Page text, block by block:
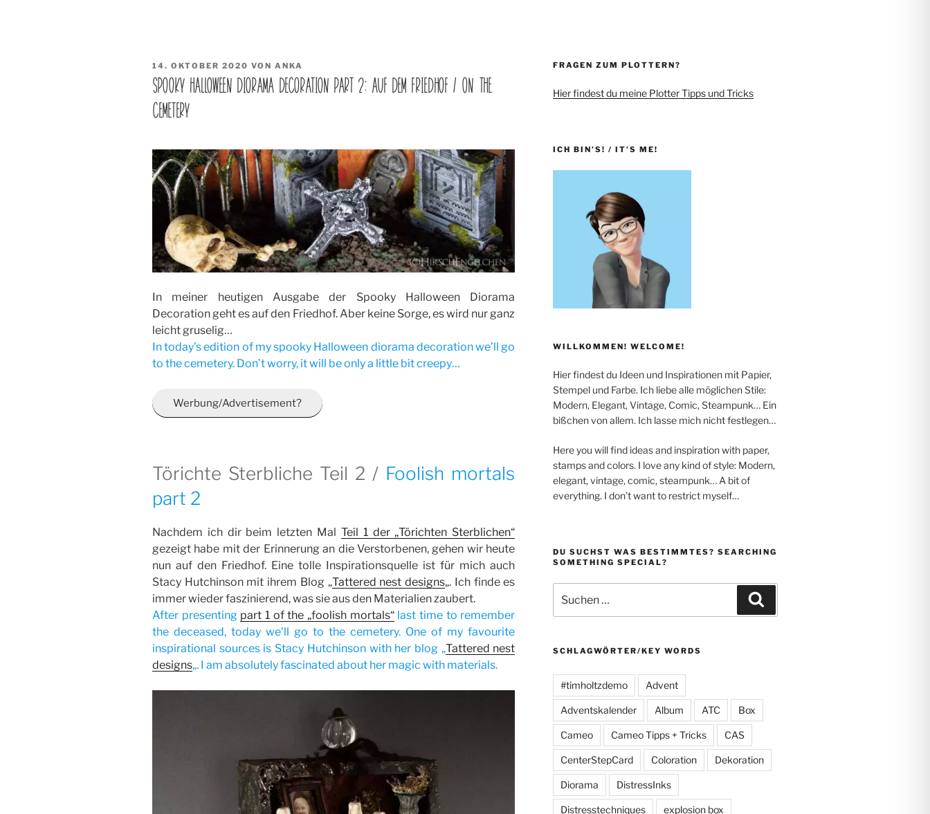
VERÖFFENTLICHT
AM
14. OKTOBER 2020 VON ANKA
SPOOKY HALLOWEEN DIORAMA DECORATION PART 2: AUF DEM FRIEDHOF / ON THE
CEMETERY
In meiner heutigen Ausgabe der Spooky Halloween Diorama
Decoration geht es auf den Friedhof. Aber keine Sorge, es wird nur ganz
leicht gruselig…
In today’s edition of my spooky Halloween diorama decoration we’ll go
to the cemetery. Don’t worry, it will be only a little bit creepy…
Werbung/Advertisement?
Törichte Sterbliche Teil 2 / Foolish mortals
part 2
Nachdem ich dir beim letzten Mal Teil 1 der „Törichten Sterblichen“
gezeigt habe mit der Erinnerung an die Verstorbenen, gehen wir heute
nun auf den Friedhof. Eine tolle Inspirationsquelle ist für mich auch
Stacy Hutchinson mit ihrem Blog „Tattered nest designs„. Ich finde es
immer wieder faszinierend, was sie aus den Materialien zaubert.
After presenting part 1 of the „foolish mortals“last time to remember
the deceased, today we’ll go to the cemetery. One of my favourite
inspirational sources is Stacy Hutchinson with her blog „Tattered nest
designs„. I am absolutely fascinated about her magic with materials.
FRAGEN ZUM PLOTTERN?
Hier findest du meine Plotter Tipps und Tricks
ICH BIN’S! / IT’S ME!
WILLKOMMEN! WELCOME!
Hier findest du Ideen und Inspirationen mit Papier,
Stempel und Farbe. Ich liebe alle möglichen Stile:
Modern, Elegant, Vintage, Comic, Steampunk… Ein
bißchen von allem. Ich lasse mich nicht festlegen…
Here you will find ideas and inspiration with paper,
stamps and colors. I love any kind of style: Modern,
elegant, vintage, comic, steampunk… A bit of
everything. I don’t want to restrict myself…
DU SUCHST WAS BESTIMMTES? SEARCHING
SOMETHING SPECIAL?
nach:
SCHLAGWÖRTER/KEY WORDS
#timholtzdemo Advent
Adventskalender Album ATC Box
Cameo Cameo Tipps + Tricks CAS
CenterStepCard Coloration Dekoration
Diorama DistressInks
Distresstechniques explosion box